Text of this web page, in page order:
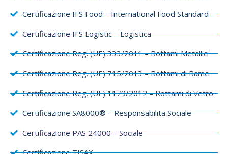
Certificazione IFS Food – International Food Standard
Certificazione IFS Logistic – Logistica
Certificazione Reg. (UE) 333/2011 – Rottami Metallici
Certificazione Reg. (UE) 715/2013 – Rottami di Rame
Certificazione Reg. (UE) 1179/2012 – Rottami di Vetro
Certificazione SA8000® – Responsabilita Sociale
Certificazione PAS 24000 – Sociale